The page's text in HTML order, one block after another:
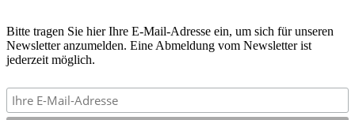
Bitte tragen Sie hier Ihre E-Mail-Adresse ein, um sich für unseren
Newsletter anzumelden. Eine Abmeldung vom Newsletter ist
jederzeit möglich.